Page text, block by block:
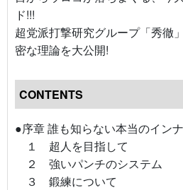
ド!!!
超党派打撃研究グループ「秀徹
密な理論を大公開!
CONTENTS
●序章 誰も知らない本当のイン
１ 超人を目指して
２ 強いパンチのシステム
３ 鍛練について